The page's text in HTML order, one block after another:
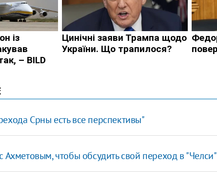
Срны есть все перспективы"
Ахметовым, чтобы обсудить свой переход в "Челси"